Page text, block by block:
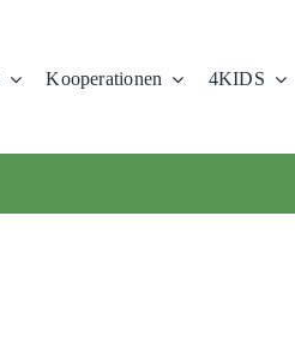
Kooperationen 4KIDS